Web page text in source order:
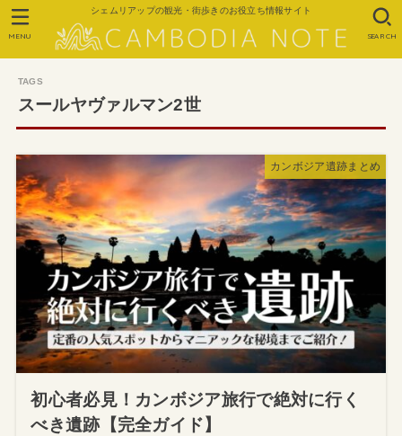
シェムリアップの観光・街歩きのお役立ち情報サイト
SEARCH
MENU
スールヤヴァルマン2世
カンボジア遺跡まとめ
初心者必見！カンボジア旅行で絶対に行く
べき遺跡【完全ガイド】